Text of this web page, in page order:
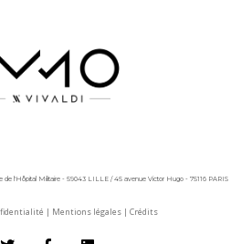
de l'Hôpital Militaire - 59043 LILLE / 45 avenue Victor Hugo - 75116 PARIS
| Mentions légales | Crédits